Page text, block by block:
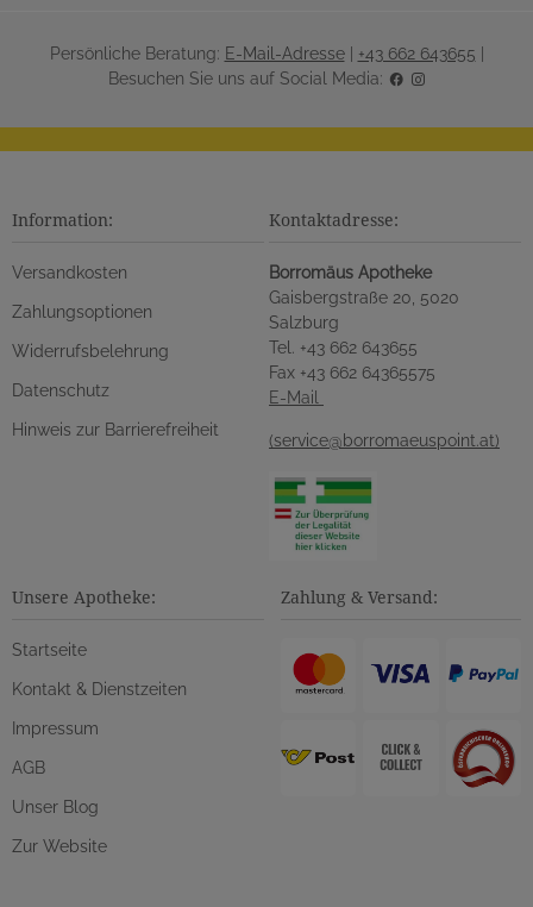
Persönliche Beratung: E-Mail-Adresse| +43 662 643655 |
Besuchen Sie uns auf Social Media:
Information:
Versandkosten
Zahlungsoptionen
Widerrufsbelehrung
Datenschutz
Hinweis zur Barrierefreiheit
Kontaktadresse:
Borromäus Apotheke
Gaisbergstraße 20, 5020
Salzburg
Tel. +43 662 643655
Fax +43 662 64365575
E-Mail
(service@borromaeuspoint.at)
Unsere Apotheke:
Startseite
Kontakt & Dienstzeiten
Impressum
AGB
Unser Blog
Zur Website
Zahlung & Versand: